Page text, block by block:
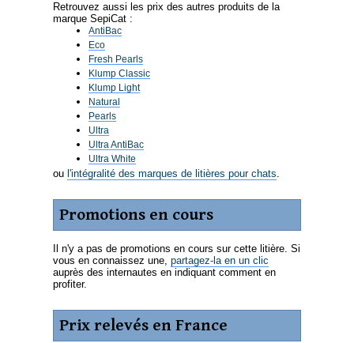
Retrouvez aussi les prix des autres produits de la
marque SepiCat :
AntiBac
Eco
Fresh Pearls
Klump Classic
Klump Light
Natural
Pearls
Ultra
Ultra AntiBac
Ultra White
ou l'intégralité des marques de litières pour chats.
Promotions en cours
Il n'y a pas de promotions en cours sur cette litière. Si
vous en connaissez une, partagez-la en un clic
auprès des internautes en indiquant comment en
profiter.
Prix relevés en France